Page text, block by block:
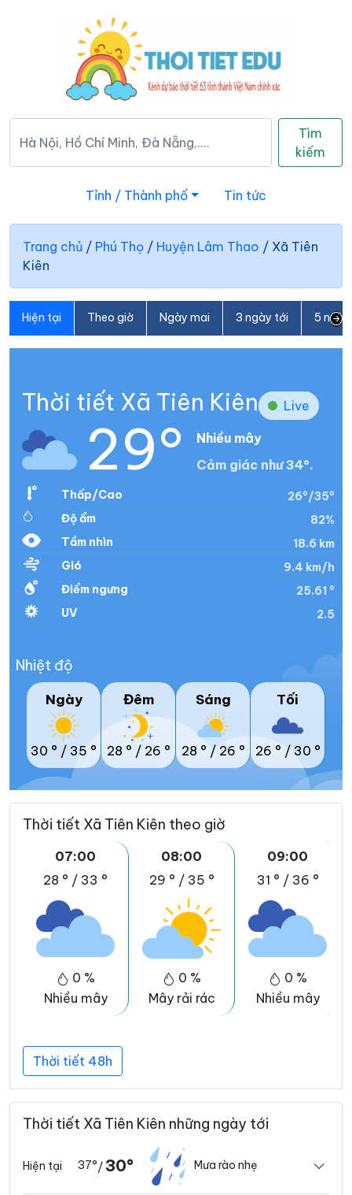
Tìm
kiếm
Tỉnh / Thành phố Tin tức
Trang chủ / Phú Thọ / Huyện Lâm Thao / Xã Tiên
Kiên
Hiện tại Theo giờ Ngày mai 3 ngày tới 5
Thời tiết Xã Tiên Kiên Live
29°
Nhiều mây
Cảm giác như 34°.
Thấp/Cao
26°/35°
Độ ẩm
82%
Tầm nhìn
18.6 km
Gió
9.4 km/h
Điểm ngưng
25.61 °
UV
2.5
Nhiệt độ
Ngày
30 ° / 35 °
Đêm
28 ° / 26 °
Sáng
28 ° / 26 °
Tối
26 ° / 30 °
Thời tiết Xã Tiên Kiên theo giờ
07:00
28 ° / 33 °
0 %
Nhiều mây
08:00
29 ° / 35 °
0 %
Mây rải rác
09:00
31 ° / 36 °
0 %
Nhiều mây
Thời tiết 48h
Thời tiết Xã Tiên Kiên những ngày tới
Hiện tại 37°/30° Mưa rào nhẹ